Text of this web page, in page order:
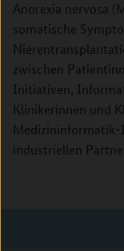
Anorexia nervosa
somatische
zwischen
Initiativen,
Klinikerinnen und
industriellen